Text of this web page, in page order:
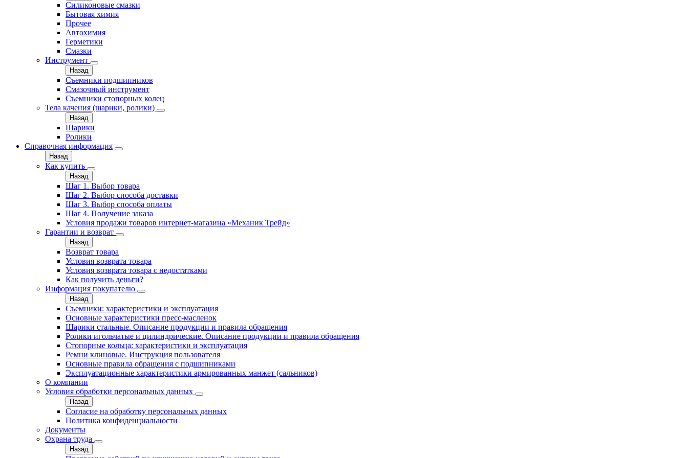
Силиконовые смазки
Бытовая химия
Прочее
Автохимия
Герметики
Смазки
Инструмент
Назад
Съемники подшипников
Смазочный инструмент
Съемники стопорных колец
Тела качения (шарики, ролики)
Назад
Шарики
Ролики
Справочная информация
Назад
Как купить
Назад
Шаг 1. Выбор товара
Шаг 2. Выбор способа доставки
Шаг 3. Выбор способа оплаты
Шаг 4. Получение заказа
Условия продажи товаров интернет-магазина «Механик Трейд»
Гарантии и возврат
Назад
Возврат товара
Условия возврата товара
Условия возврата товара с недостатками
Как получить деньги?
Информация покупателю
Назад
Съемники: характеристики и эксплуатация
Основные характеристики пресс‑масленок
Шарики стальные. Описание продукции и правила обращения
Ролики игольчатые и цилиндрические. Описание продукции и правила обращения
Стопорные кольца: характеристики и эксплуатация
Ремни клиновые. Инструкция пользователя
Основные правила обращения с подшипниками
Эксплуатационные характеристики армированных манжет (сальников)
О компании
Условия обработки персональных данных
Назад
Согласие на обработку персональных данных
Политика конфиденциальности
Документы
Охрана труда
Назад